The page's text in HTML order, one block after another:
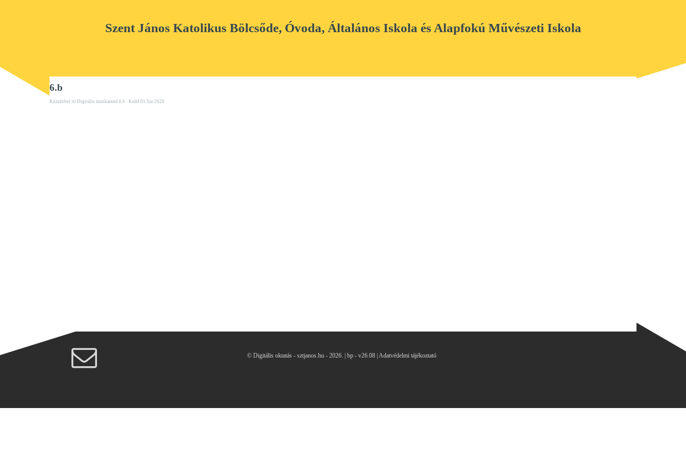
Szent János Katolikus Bölcsőde, Óvoda, Általános Iskola és Alapfokú Művészeti Iskola
6.b
Közzététel itt Digitális munkarend 6.b · Kedd 01 Sze 2020
© Digitális oktatás - sztjanos.hu- 2026. | bp - v26.08 | Adatvédelmi tájékoztató